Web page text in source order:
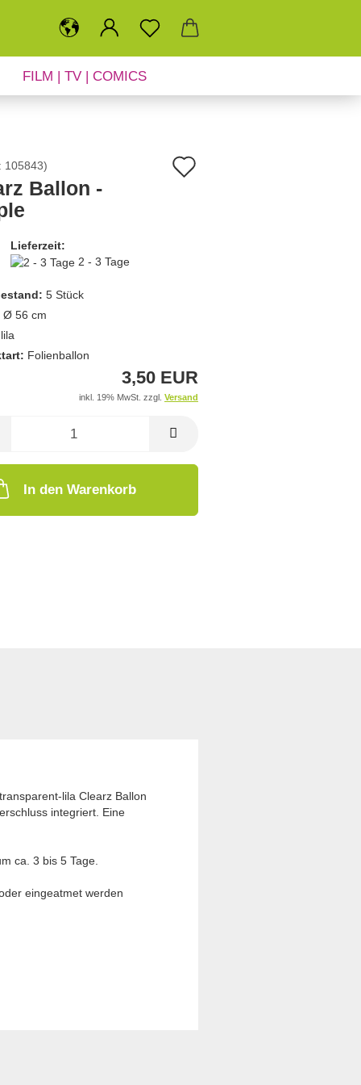
FILM | TV | COMICS
105843)
Ballon -
Lieferzeit:
2 - 3 Tage
5 Stück
Ø 56 cm
lila
Folienballon
3,50 EUR
inkl. 19% MwSt. zzgl. Versand
In den Warenkorb
lila Clearz Ballon
integriert. Eine
ca. 3 bis 5 Tage.
eingeatmet werden